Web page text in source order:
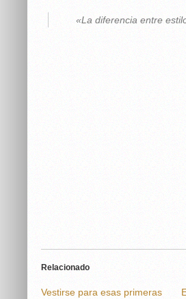
«La diferencia entre
Relacionado
Vestirse para esas primeras